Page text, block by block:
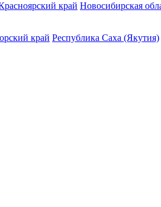
край Новосибирская
край Республика Саха (Якутия)